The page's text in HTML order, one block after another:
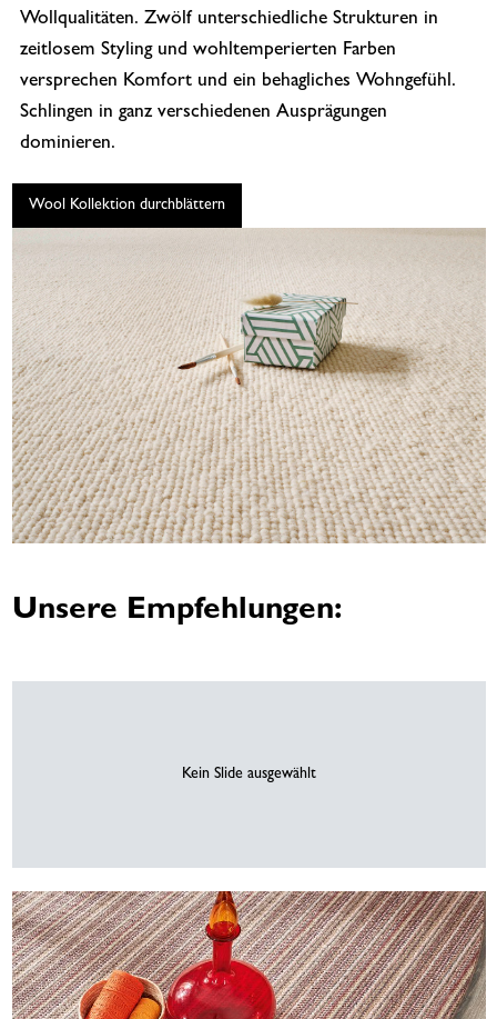
Wollqualitäten. Zwölf unterschiedliche Strukturen in
zeitlosem Styling und wohltemperierten Farben
versprechen Komfort und ein behagliches Wohngefühl.
Schlingen in ganz verschiedenen Ausprägungen
dominieren.
Wool Kollektion durchblättern
Unsere Empfehlungen:
Kein Slide ausgewählt